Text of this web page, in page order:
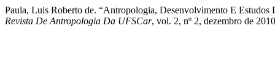
Paula, Luis Roberto de. “Antropologia, Desenvolvimento E
Revista De Antropologia Da UFSCar, vol. 2, nº 2, dezembro de